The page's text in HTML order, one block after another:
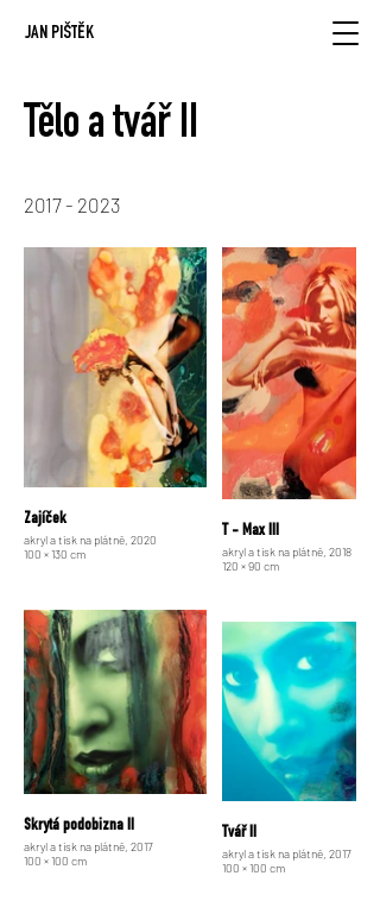
JAN PIŠTĚK
Tělo a tvář II
2017 - 2023
Zajíček
akryl a tisk na plátně, 2020
100 × 130 cm
T - Max III
akryl a tisk na plátně, 2018
120 × 90 cm
Skrytá podobizna II
akryl a tisk na plátně, 2017
100 × 100 cm
Tvář II
akryl a tisk na plátně, 2017
100 × 100 cm